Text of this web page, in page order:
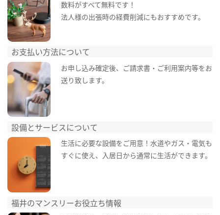
数料がすべて無料です！
法人様の出張時の経費削減にもおすすめです。
お支払い方法について
お申し込み確定後、ご請求書・ご利用案内等をお
送り致します。
設備とサービスについて
生活に必要な設備をご用意！水道やガス・電気も
すぐに使え、入居日から通常に生活ができます。
福井のマンスリーお役立ち情報